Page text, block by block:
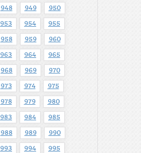
948 949 950
953 954 955
958 959 960
963 964 965
968 969 970
973 974 975
978 979 980
983 984 985
988 989 990
993 994 995